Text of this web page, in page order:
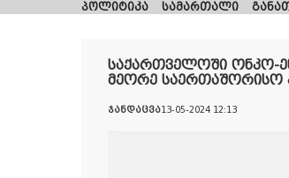
პოლიტიკა სამართალი
საქართველოში ონკო-
მეორე საერთაშორისო
ჯანდაცვა13-05-2024 12:13